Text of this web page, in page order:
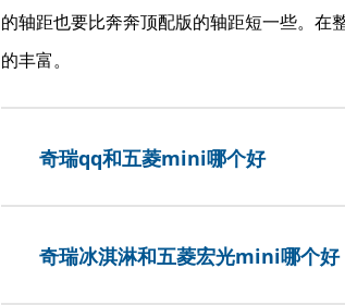
的轴距也要比奔奔顶配版的轴距短一些。在
的丰富。
奇瑞qq和五菱mini哪个好
奇瑞冰淇淋和五菱宏光mini哪个好